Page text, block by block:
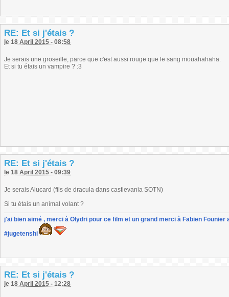
RE: Et si j'étais ?
le 18 April 2015 - 08:58
Je serais une groseille, parce que c'est aussi rouge que le sang mouahahaha.
Et si tu étais un vampire ? :3
RE: Et si j'étais ?
le 18 April 2015 - 09:39
Je serais Alucard (fils de dracula dans castlevania SOTN)
Si tu étais un animal volant ?
j'ai bien aimé , merci à Olydri pour ce film et un grand merci à Fabien
#jugetenshi
RE: Et si j'étais ?
le 18 April 2015 - 12:28